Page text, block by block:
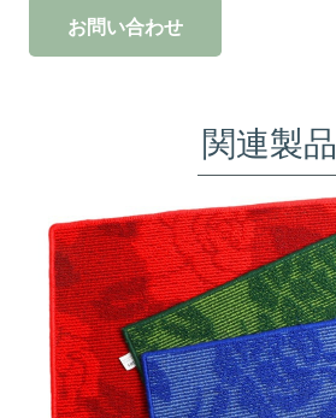
お問い合わせ
関連製品